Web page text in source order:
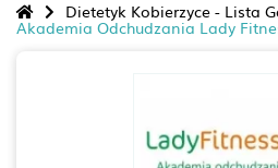
Dietetyk Kobierzyce - Lista
Akademia Odchudzania Lady